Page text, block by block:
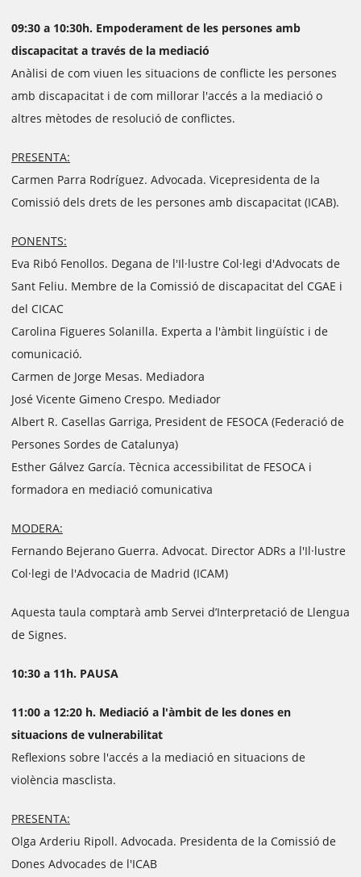
09:30 a 10:30h. Empoderament de les persones amb
discapacitat a través de la mediació
Anàlisi de com viuen les situacions de conflicte les persones
amb discapacitat i de com millorar l'accés a la mediació o
altres mètodes de resolució de conflictes.
PRESENTA:
Carmen Parra Rodríguez. Advocada. Vicepresidenta de la
Comissió dels drets de les persones amb discapacitat (ICAB).
PONENTS:
Eva Ribó Fenollos. Degana de l'Il·lustre Col·legi d'Advocats de
Sant Feliu. Membre de la Comissió de discapacitat del CGAE i
del CICAC
Carolina Figueres Solanilla. Experta a l'àmbit lingüístic i de
comunicació.
Carmen de Jorge Mesas. Mediadora
José Vicente Gimeno Crespo. Mediador
Albert R. Casellas Garriga, President de FESOCA (Federació de
Persones Sordes de Catalunya)
Esther Gálvez García. Tècnica accessibilitat de FESOCA i
formadora en mediació comunicativa
MODERA:
Fernando Bejerano Guerra. Advocat. Director ADRs a l'Il·lustre
Col·legi de l'Advocacia de Madrid (ICAM)
Aquesta taula comptarà amb Servei d’Interpretació de Llengua
de Signes.
10:30 a 11h. PAUSA
11:00 a 12:20 h. Mediació a l'àmbit de les dones en
situacions de vulnerabilitat
Reflexions sobre l'accés a la mediació en situacions de
violència masclista.
PRESENTA:
Olga Arderiu Ripoll. Advocada. Presidenta de la Comissió de
Dones Advocades de l'ICAB